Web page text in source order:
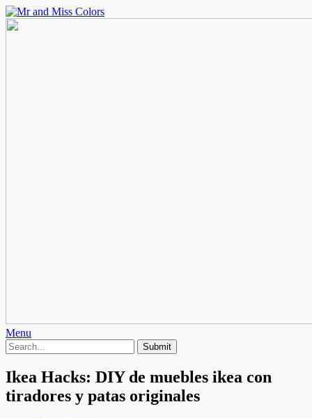
Menu
Ikea Hacks: DIY de muebles ikea con
tiradores y patas originales